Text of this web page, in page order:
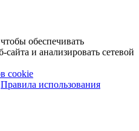
обеспечивать
и анализировать сетевой
cookie
Правила использования